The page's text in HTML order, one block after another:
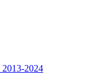
2024